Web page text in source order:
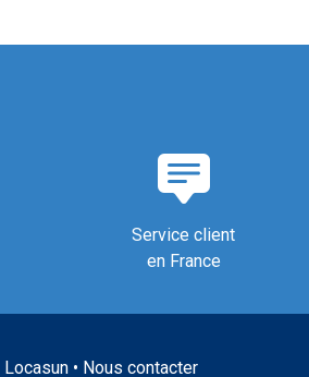
Service client
en France
Locasun• Nous contacter